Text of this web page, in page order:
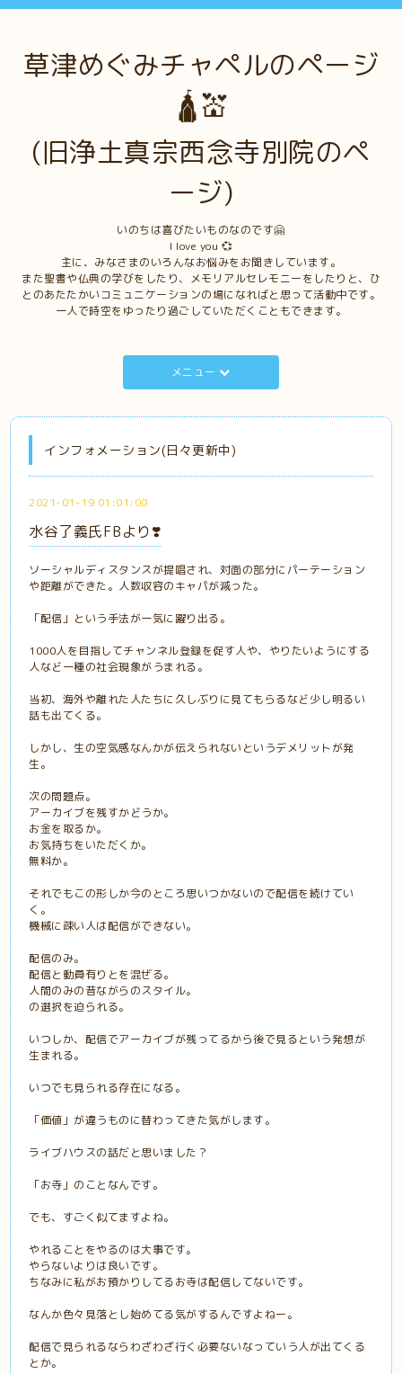
草津めぐみチャペルのページ
🛕💒
(旧浄土真宗西念寺別院のペ
ージ)
いのちは喜びたいものなのです🤗
I love you 💞
主に、みなさまのいろんなお悩みをお聞きしています。
また聖書や仏典の学びをしたり、メモリアルセレモニーをしたりと、ひ
とのあたたかいコミュニケーションの場になればと思って活動中です。
一人で時空をゆったり過ごしていただくこともできます。
メニュー
インフォメーション(日々更新中)
2021-01-19 01:01:00
水谷了義氏FBより❣️
ソーシャルディスタンスが提唱され、対面の部分にパーテーション
や距離ができた。人数収容のキャパが減った。
「配信」という手法が一気に躍り出る。
1000人を目指してチャンネル登録を促す人や、やりたいようにする
人など一種の社会現象がうまれる。
当初、海外や離れた人たちに久しぶりに見てもらるなど少し明るい
話も出てくる。
しかし、生の空気感なんかが伝えられないというデメリットが発
生。
次の問題点。
アーカイブを残すかどうか。
お金を取るか。
お気持ちをいただくか。
無料か。
それでもこの形しか今のところ思いつかないので配信を続けてい
く。
機械に疎い人は配信ができない。
配信のみ。
配信と動員有りとを混ぜる。
人間のみの昔ながらのスタイル。
の選択を迫られる。
いつしか、配信でアーカイブが残ってるから後で見るという発想が
生まれる。
いつでも見られる存在になる。
「価値」が違うものに替わってきた気がします。
ライブハウスの話だと思いました？
「お寺」のことなんです。
でも、すごく似てますよね。
やれることをやるのは大事です。
やらないよりは良いです。
ちなみに私がお預かりしてるお寺は配信してないです。
なんか色々見落とし始めてる気がするんですよねー。
配信で見られるならわざわざ行く必要ないなっていう人が出てくる
とか。